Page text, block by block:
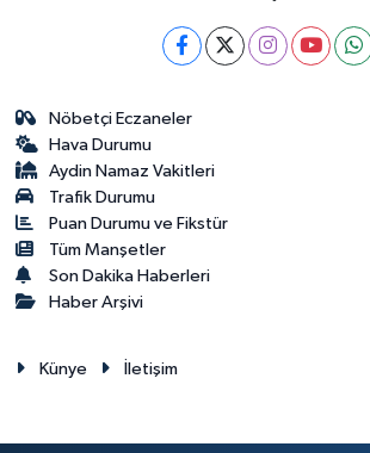
Nöbetçi Eczaneler
Hava Durumu
Aydin Namaz Vakitleri
Trafik Durumu
Puan Durumu ve Fikstür
Tüm Manşetler
Son Dakika Haberleri
Haber Arşivi
Künye İletişim